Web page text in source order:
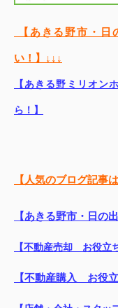
【あきる野市・日
い！】↓↓↓
【あきる野ミリオン
ら！】
【人気のブログ記事
【あきる野市・日の
【不動産売却 お役立
【不動産購入 お役立